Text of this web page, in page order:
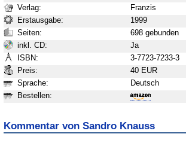
Verlag:
Franzis
Erstausgabe:
1999
Seiten:
698 gebunden
inkl. CD:
Ja
ISBN:
3-7723-7233-3
Preis:
40 EUR
Sprache:
Deutsch
Bestellen:
Kommentar von Sandro Knauss